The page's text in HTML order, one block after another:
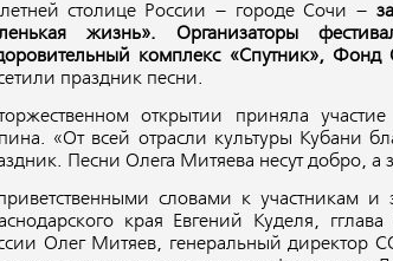
столице России – городе Сочи –
жизнь». Организаторы
комплекс «Спутник», Фонд
праздник песни.
открытии приняла
«От всей отрасли культуры Кубани
Песни Олега Митяева несут добро, а
словами к участникам и
края Евгений Куделя,
Олег Митяев, генеральный директор